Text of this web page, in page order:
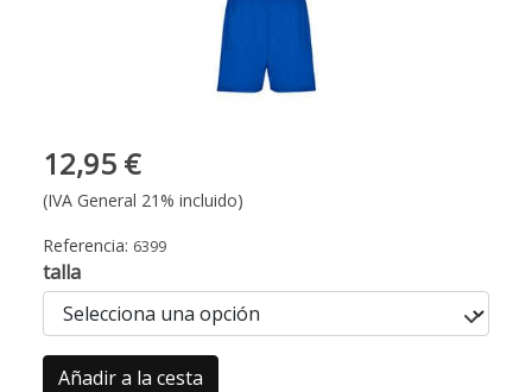
12,95 €
(IVA General 21% incluido)
Referencia: 6399
talla
Añadir a la cesta